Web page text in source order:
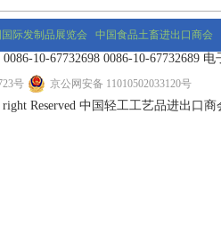
际发制品展览会 中国食品土畜进出口商会
10-67732698 0086-10-67732689 电
号 京公网安备 11010502033120号
Reserved 中国轻工工艺品进出口